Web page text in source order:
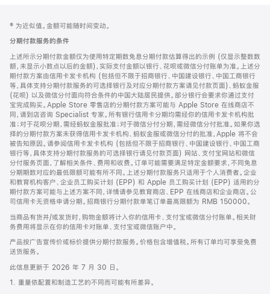
页
页
脚
注
‡ 为近似值。金额可能随时间变动。
分期付款服务的条件
上述所示分期付款金额仅为使用特定期数免息分期付款估算得出的示例 (仅显示整数数
额，未显示小数点以后的金额)，实际支付金额以银行、花呗或微信分付账单为准。上述分
期付款方案由信用卡发卡机构 (包括但不限于招商银行、中国建设银行、中国工商银行
等，具体支持分期付款服务的可选择银行及对应分期付款方案请见付款页面)、蚂蚁金服
(花呗) 以及微信分付面向符合条件的中国大陆居民提供。部分银行会要求你通过支付
宝完成购买。Apple Store 零售店的分期付款方案可能与 Apple Store 在线商店不
同，请到店咨询 Specialist 专家。所有银行信用卡分期均需经你的信用卡发卡机构批
准；对于花呗分期，需经蚂蚁金服批准；对于微信分付分期，需经微信分付批准。如果你选
择的分期付款方案未获得信用卡发卡机构、蚂蚁金服或微信分付的批准，Apple 将不会
被告知原因。请参阅信用卡发卡机构 (包括但不限于招商银行、中国建设银行、中国工商
银行等，具体支持分期付款服务的可选择银行请见付款页面) 网站、支付宝网站和微信
分付服务页面，了解相关条件、费用和收费。订单可能需要满足特定金额要求，不同免息
分期期数对应的最低限额可能有所不同。上述分期付款服务只适用于个人消费者。企业
和教育机构客户、企业员工购买计划 (EPP) 和 Apple 员工购买计划 (EPP) 适用的分
期付款方案可能与上述方案不同，详情请参见教育商店、EPP 在线商店和企业商店。公
司信用卡无资格申请分期。招商银行分期付款单笔订单最高限额为 RMB 150000。
当商品有货并/或发货时，购物金额将计入你的信用卡、支付宝或微信分付账单。相关财
务费用将显示在你的信用卡对账单、支付宝或微信账户中。
产品按广告宣传价或标价提供分期付款服务。价格包含增值税。所有订单均可享受免费
送货服务。
此信息更新于 2026 年 7 月 30 日。
1. 重量依配置和制造工艺的不同而可能有所差异。